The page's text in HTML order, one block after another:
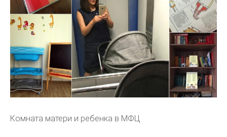
Комната матери и ребенка в МФЦ